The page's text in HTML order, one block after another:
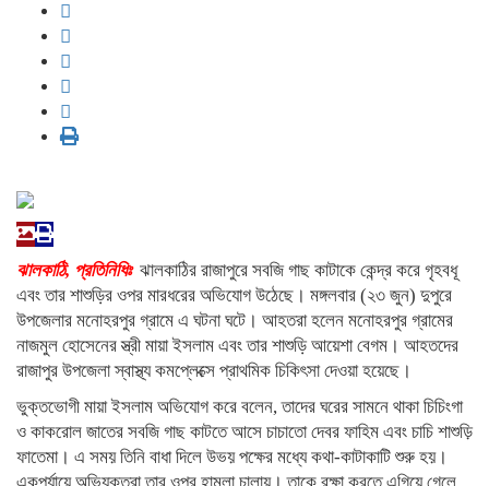
ঝালকাঠি, প্রতিনিধিঃ ঝালকাঠির রাজাপুরে সবজি গাছ কাটাকে কেন্দ্র করে গৃহবধূ
এবং তার শাশুড়ির ওপর মারধরের অভিযোগ উঠেছে। মঙ্গলবার (২৩ জুন) দুপুরে
উপজেলার মনোহরপুর গ্রামে এ ঘটনা ঘটে। আহতরা হলেন মনোহরপুর গ্রামের
নাজমুল হোসেনের স্ত্রী মায়া ইসলাম এবং তার শাশুড়ি আয়েশা বেগম। আহতদের
রাজাপুর উপজেলা স্বাস্থ্য কমপ্লেক্সে প্রাথমিক চিকিৎসা দেওয়া হয়েছে।
ভুক্তভোগী মায়া ইসলাম অভিযোগ করে বলেন, তাদের ঘরের সামনে থাকা চিচিংগা
ও কাকরোল জাতের সবজি গাছ কাটতে আসে চাচাতো দেবর ফাহিম এবং চাচি শাশুড়ি
ফাতেমা। এ সময় তিনি বাধা দিলে উভয় পক্ষের মধ্যে কথা-কাটাকাটি শুরু হয়।
একপর্যায়ে অভিযুক্তরা তার ওপর হামলা চালায়। তাকে রক্ষা করতে এগিয়ে গেলে